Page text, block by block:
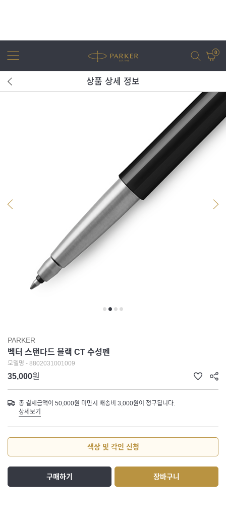
0
상품 상세 정보
PARKER
벡터 스탠다드 블랙 CT 수성펜
모델명 - 8802031001009
35,000원
총 결제금액이 50,000원 미만시 배송비 3,000원이 청구됩니다.
상세보기
색상 및 각인 신청
구매하기 장바구니